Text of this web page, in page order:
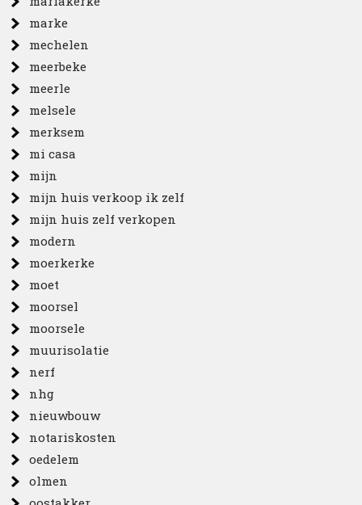
marke
mechelen
meerbeke
meerle
melsele
merksem
mi casa
mijn
mijn huis verkoop ik zelf
mijn huis zelf verkopen
modern
moerkerke
moet
moorsel
moorsele
muurisolatie
nerf
nhg
nieuwbouw
notariskosten
oedelem
olmen